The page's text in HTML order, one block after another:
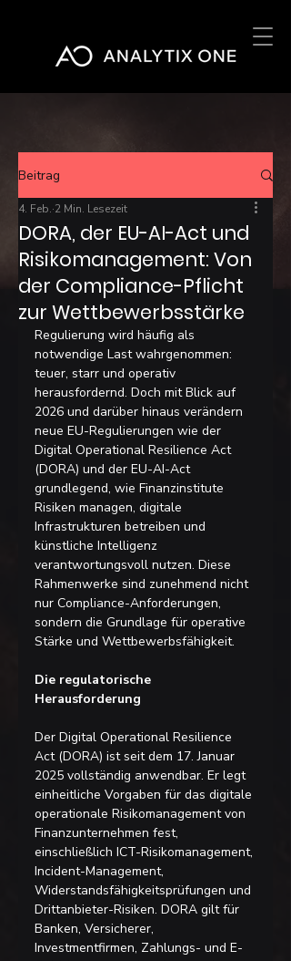
Beitrag
DORA, der EU-AI-Act und
Risikomanagement: Von
der Compliance-Pflicht
zur Wettbewerbsstärke
4. Feb. 2 Min. Lesezeit
Regulierung wird häufig als
notwendige Last wahrgenommen:
teuer, starr und operativ
herausfordernd. Doch mit Blick auf
2026 und darüber hinaus verändern
neue EU-Regulierungen wie der
Digital Operational Resilience Act
(DORA) und der EU-AI-Act
grundlegend, wie Finanzinstitute
Risiken managen, digitale
Infrastrukturen betreiben und
künstliche Intelligenz
verantwortungsvoll nutzen. Diese
Rahmenwerke sind zunehmend nicht
nur Compliance-Anforderungen,
sondern die Grundlage für operative
Stärke und Wettbewerbsfähigkeit.
Die regulatorische
Herausforderung
Der Digital Operational Resilience
Act (DORA) ist seit dem 17. Januar
2025 vollständig anwendbar. Er legt
einheitliche Vorgaben für das digitale
operationale Risikomanagement von
Finanzunternehmen fest,
einschließlich ICT-Risikomanagement,
Incident-Management,
Widerstandsfähigkeitsprüfungen und
Drittanbieter-Risiken. DORA gilt für
Banken, Versicherer,
Investmentfirmen, Zahlungs- und E-